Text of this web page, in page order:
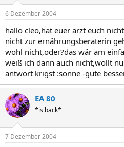
6 Dezember 2004
hallo cleo,hat euer arzt euch
nicht zur ernährungsberaterin
wohl nicht,oder?das wär am
weiß ich dann auch nicht,wollt
antwort krigst :sonne -gute
EA 80
*is back*
7 Dezember 2004